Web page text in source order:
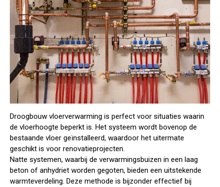
Droogbouw vloerverwarming is perfect voor situaties waarin
de vloerhoogte beperkt is. Het systeem wordt bovenop de
bestaande vloer geïnstalleerd, waardoor het uitermate
geschikt is voor renovatieprojecten.
Natte systemen, waarbij de verwarmingsbuizen in een laag
beton of anhydriet worden gegoten, bieden een uitstekende
warmteverdeling. Deze methode is bijzonder effectief bij